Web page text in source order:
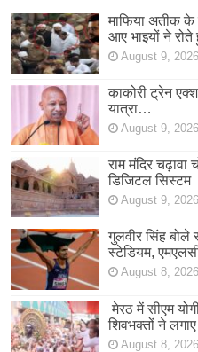
माफिया अतीक
आए भाइयों ने रोते
August 9, 2026
काकोरी ट्रेन
यात्रा…
August 9, 2026
राम मंदिर चढ़ावा
डिजिटल सिस्टम
August 9, 2026
गुलवीर सिंह बोले
स्टेडियम,
August 8, 2026
मेरठ में सीएम
शिवभक्तों ने
August 8, 2026